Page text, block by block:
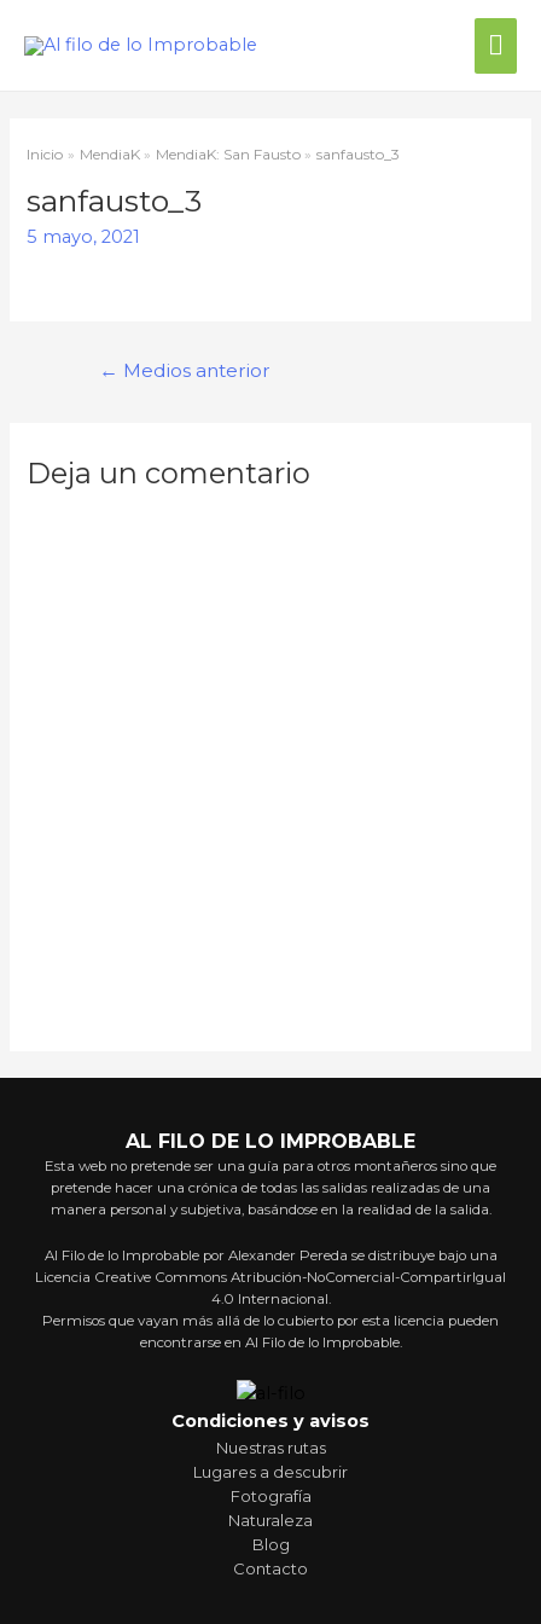
Inicio MendiaK MendiaK: San Fausto sanfausto_3
sanfausto_3
5 mayo, 2021
Navegación
← Medios anterior
Deja un comentario
AL FILO DE LO IMPROBABLE
Esta web no pretende ser una guía para otros montañeros sino que
pretende hacer una crónica de todas las salidas realizadas de una
manera personal y subjetiva, basándose en la realidad de la salida.
Al Filo de lo Improbable por Alexander Pereda se distribuye bajo una
Licencia Creative Commons Atribución-NoComercial-CompartirIgual
4.0 Internacional.
Permisos que vayan más allá de lo cubierto por esta licencia pueden
encontrarse en Al Filo de lo Improbable.
Condiciones y avisos
Nuestras rutas
Lugares a descubrir
Fotografía
Naturaleza
Blog
Contacto